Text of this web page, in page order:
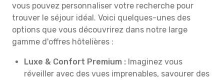
vous pouvez personnaliser votre recherche pour
trouver le séjour idéal. Voici quelques-unes des
options que vous découvrirez dans notre large
gamme d'offres hôtelières :
Luxe & Confort Premium : Imaginez vous
réveiller avec des vues imprenables, savourer des